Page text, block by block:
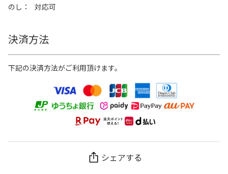
のし
対応可
決済方法
下記の決済方法がご利用頂けます。
シェアする